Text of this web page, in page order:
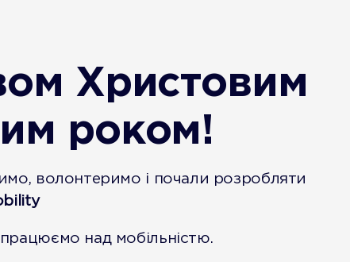
Христовим
роком!
волонтеримо і почали розробляти
над мобільністю.